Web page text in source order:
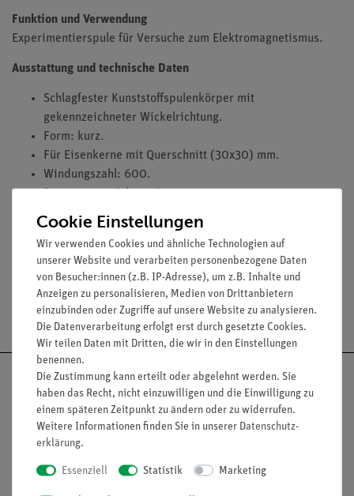
Funktion und Verwendung
Experimentierspule für Versuche zum Elektromagnetismus.
Ausstattung und technische Daten
Schlagfester Kunststoffspulenkörper mit
gekennzeichneter Wickelrichtung.
Form: kurz.
Für Eisenkerne mit Querschnitt (30x30) mm.
Windungszahl: 600.
Wirkwiderstand: 6 Ohm.
Versandkostenfrei ab 300,- €
Nach oben
Cookie Einstellungen
Wir verwenden Cookies und ähnliche Technologien auf
unserer Website und verarbeiten personenbezogene Daten
von Besucher:innen (z.B. IP-Adresse), um z.B. Inhalte und
Anzeigen zu personalisieren, Medien von Drittanbietern
einzubinden oder Zugriffe auf unsere Website zu analysieren.
Die Datenverarbeitung erfolgt erst durch gesetzte Cookies.
Wir teilen Daten mit Dritten, die wir in den Einstellungen
benennen.
Die Zustimmung kann erteilt oder abgelehnt werden. Sie
haben das Recht, nicht einzuwilligen und die Einwilligung zu
einem späteren Zeitpunkt zu ändern oder zu widerrufen.
Weitere Informationen finden Sie in unserer Daten­schutz­
erklärung.
Essenziell Statistik Marketing